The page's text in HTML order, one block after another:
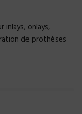
inlays, onlays,
de prothèses